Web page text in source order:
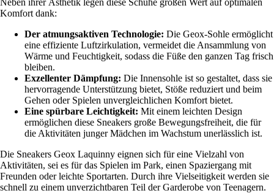
Komfort dank:
Der atmungsaktiven Technologie: Die Geox-Sohle ermöglicht
eine effiziente Luftzirkulation, vermeidet die Ansammlung von
Wärme und Feuchtigkeit, sodass die Füße den ganzen Tag frisch
bleiben.
Exzellenter Dämpfung: Die Innensohle ist so gestaltet, dass sie
hervorragende Unterstützung bietet, Stöße reduziert und beim
Gehen oder Spielen unvergleichlichen Komfort bietet.
Eine spürbare Leichtigkeit: Mit einem leichten Design
ermöglichen diese Sneakers große Bewegungsfreiheit, die für
die Aktivitäten junger Mädchen im Wachstum unerlässlich ist.
Die Sneakers Geox Laquinny eignen sich für eine Vielzahl von
Aktivitäten, sei es für das Spielen im Park, einen Spaziergang mit
Freunden oder leichte Sportarten. Durch ihre Vielseitigkeit werden sie
schnell zu einem unverzichtbaren Teil der Garderobe von Teenagern.